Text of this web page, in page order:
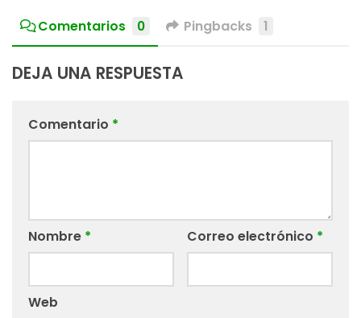
Comentarios 0 Pingbacks 1
DEJA UNA RESPUESTA
Comentario *
Nombre * Correo electrónico *
Web